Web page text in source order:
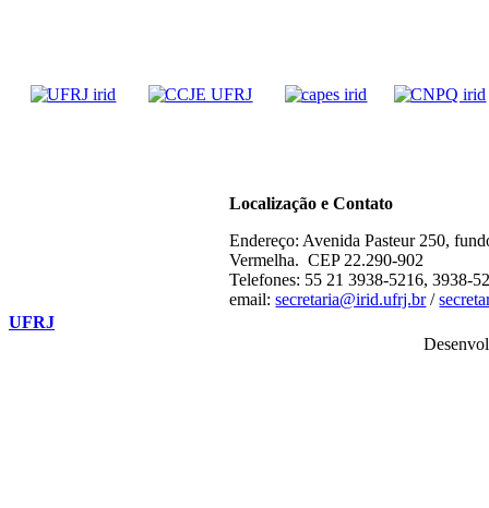
Localização e Contato
Endereço: Avenida Pasteur 250,
Vermelha. CEP 22.290-902
Telefones: 55 21 3938-5216, 3938-
email:secretaria@irid.ufrj.br/
UFRJ